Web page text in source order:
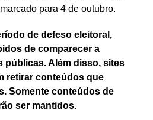
para 4 de outubro.
de defeso eleitoral,
de comparecer a
públicas. Além disso, sites
retirar conteúdos que
Somente conteúdos de
ser mantidos.